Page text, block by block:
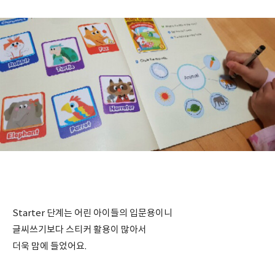
Starter 단계는 어린 아이들의 입문용이니
글씨쓰기보다 스티커 활용이 많아서
더욱 맘에 들었어요.